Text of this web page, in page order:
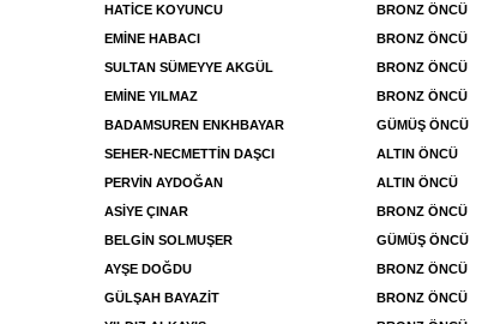
HATİCE KOYUNCU
BRONZ ÖNCÜ
EMİNE HABACI
BRONZ ÖNCÜ
SULTAN SÜMEYYE AKGÜL
BRONZ ÖNCÜ
EMİNE YILMAZ
BRONZ ÖNCÜ
BADAMSUREN ENKHBAYAR
GÜMÜŞ ÖNCÜ
SEHER-NECMETTİN DAŞCI
ALTIN ÖNCÜ
PERVİN AYDOĞAN
ALTIN ÖNCÜ
ASİYE ÇINAR
BRONZ ÖNCÜ
BELGİN SOLMUŞER
GÜMÜŞ ÖNCÜ
AYŞE DOĞDU
BRONZ ÖNCÜ
GÜLŞAH BAYAZİT
BRONZ ÖNCÜ